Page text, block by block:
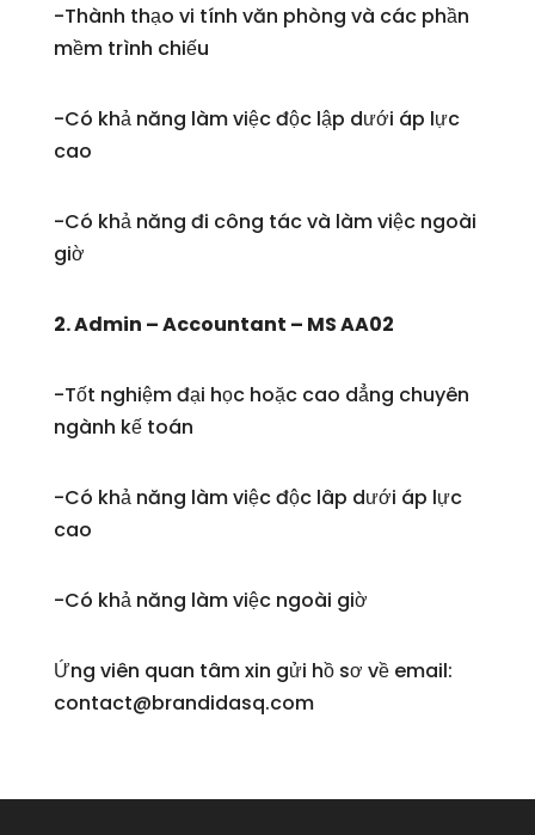
-Thành thạo vi tính văn phòng và các phần
mềm trình chiếu
-Có khả năng làm việc độc lập dưới áp lực
cao
-Có khả năng đi công tác và làm việc ngoài
giờ
2. Admin – Accountant – MS AA02
-Tốt nghiệm đại học hoặc cao dẳng chuyên
ngành kế toán
-Có khả năng làm việc độc lâp dưới áp lực
cao
-Có khả năng làm việc ngoài giờ
Ứng viên quan tâm xin gửi hồ sơ về email:
contact@brandidasq.com